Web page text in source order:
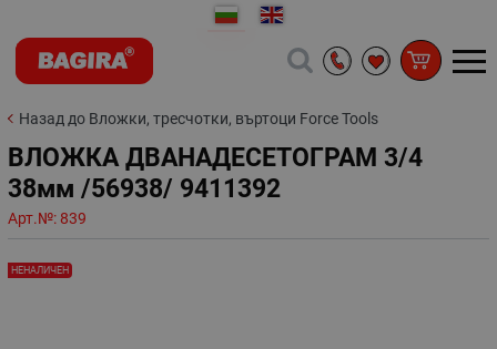
Назад до Вложки, тресчотки, въртоци Force Tools
ВЛОЖКА ДВАНАДЕСЕТОГРАМ 3/4
38мм /56938/ 9411392
Арт.№: 839
НЕНАЛИЧЕН